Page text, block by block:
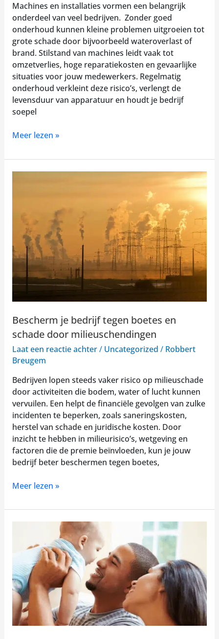
Machines en installaties vormen een belangrijk
onderdeel van veel bedrijven. Zonder goed
onderhoud kunnen kleine problemen uitgroeien tot
grote schade door bijvoorbeeld wateroverlast of
brand. Stilstand van machines leidt vaak tot
omzetverlies, hoge reparatiekosten en gevaarlijke
situaties voor jouw medewerkers. Regelmatig
onderhoud verkleint deze risico’s, verlengt de
levensduur van apparatuur en houdt je bedrijf
soepel
Meer lezen »
Bescherm je bedrijf tegen boetes en
schade door milieuschendingen
Laat een reactie achter/ Uncategorized / Robbert
Breugem
Bedrijven lopen steeds vaker risico op milieuschade
door activiteiten die bodem, water of lucht kunnen
vervuilen. Een helpt de financiële gevolgen van zulke
incidenten te beperken, zoals saneringskosten,
herstel van schade en juridische kosten. Door
inzicht te hebben in milieurisico’s, wetgeving en
factoren die de premie beïnvloeden, kun je jouw
bedrijf beter beschermen tegen boetes,
boetes
schade
door
milieuschendingen
Meer lezen »
Gezamenlijke
zorgverzekering
voordelig
als
stel
of
gezin?